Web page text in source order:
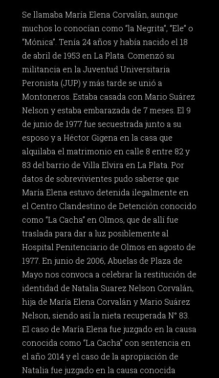
Se llamaba María Elena Corvalán, aunque
muchos lo conocían como “la Negrita”, “Ele” o
“Mónica”. Tenía 24 años y había nacido el 18
de abril de 1953 en La Plata. Comenzó su
militancia en la Juventud Universitaria
Peronista (JUP) y más tarde se unió a
Montoneros. Estaba casada con Mario Suárez
Nelson y estaba embarazada de 7 meses. El 9
de junio de 1977 fue secuestrada junto a su
esposo y a Héctor Gigena en la casa que
alquilaba el matrimonio en calle 8 entre 82 y
83 del barrio de Villa Elvira en La Plata. Por
datos de sobrevivientes pudo saberse que
María Elena estuvo detenida ilegalmente en
el Centro Clandestino de Detención conocido
como “La Cacha” en Olmos, que de allí fue
traslada para dar a luz posiblemente al
Hospital Penitenciario de Olmos en agosto de
1977. En junio de 2006, Abuelas de Plaza de
Mayo nos convoca a celebrar la restitución de
identidad de Natalia Suarez Nelson Corvalán,
hija de María Elena Corvalán y Mario Suárez
Nelson, siendo así la nieta recuperada N° 83.
El caso de María Elena fue juzgado en la causa
conocida como “La Cacha” con sentencia en
el año 2014 y el caso de la apropiación de
Natalia fue juzgado en la causa conocida